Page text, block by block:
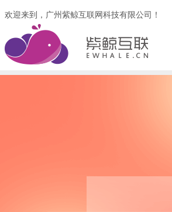
欢迎来到，广州紫鲸互联网科技有限公司！